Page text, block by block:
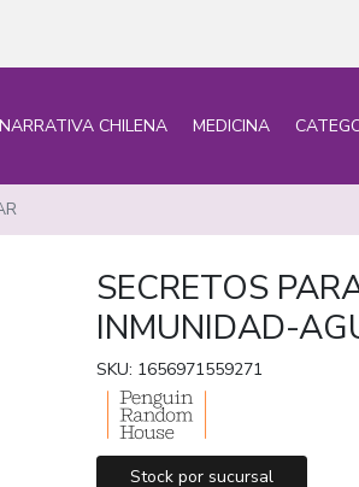
NARRATIVA CHILENA MEDICINA
SECRETOS
INMUNIDAD-
SKU: 1656971559271
Stock por sucursal